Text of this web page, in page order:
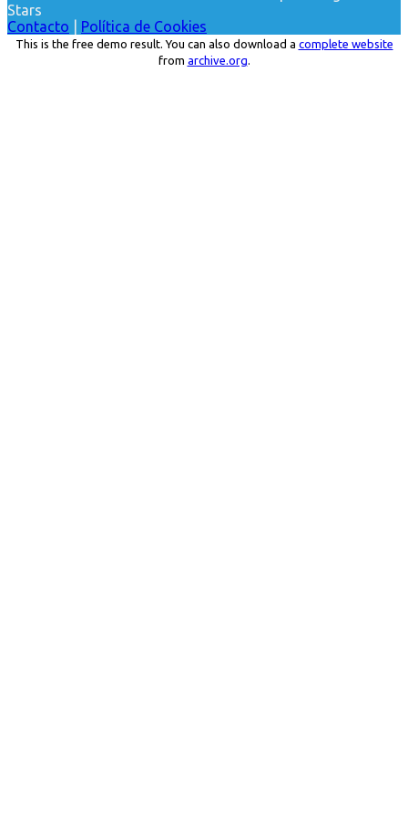
Stars
Contacto
Política de Cookies
This is the free demo result. You can also download a complete website
from archive.org.